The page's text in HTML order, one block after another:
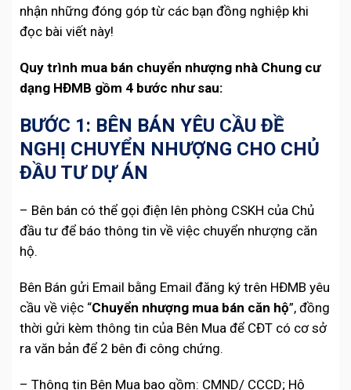
nhận những đóng góp từ các bạn đồng nghiệp khi
đọc bài viết này!
Quy trình mua bán chuyển nhượng nhà Chung cư
dạng HĐMB gồm 4 bước như sau:
BƯỚC 1: BÊN BÁN YÊU CẦU ĐỀ
NGHỊ CHUYỂN NHƯỢNG CHO CHỦ
ĐẦU TƯ DỰ ÁN
– Bên bán có thể gọi điện lên phòng CSKH của Chủ
đầu tư để báo thông tin về việc chuyển nhượng căn
hộ.
Bên Bán gửi Email bằng Email đăng ký trên HĐMB yêu
cầu về việc “Chuyển nhượng mua bán căn hộ”, đồng
thời gửi kèm thông tin của Bên Mua để CĐT có cơ sở
ra văn bản để 2 bên đi công chứng.
– Thông tin Bên Mua bao gồm: CMND/ CCCD; Hộ